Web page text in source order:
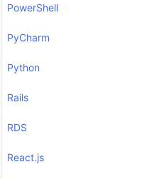
PowerShell
PyCharm
Python
Rails
RDS
React.js